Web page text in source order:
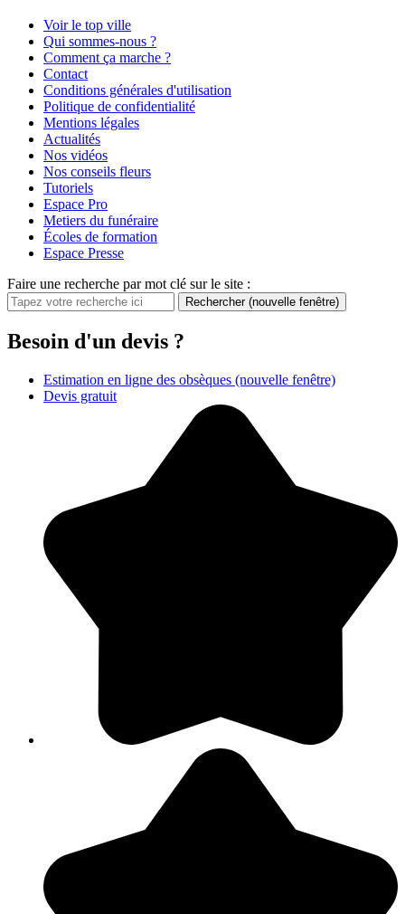
Voir le top ville
Qui sommes-nous ?
Comment ça marche ?
Contact
Conditions générales d'utilisation
Politique de confidentialité
Mentions légales
Actualités
Nos vidéos
Nos conseils fleurs
Tutoriels
Espace Pro
Metiers du funéraire
Écoles de formation
Espace Presse
Faire une recherche par mot clé sur le site :
Rechercher (nouvelle fenêtre)
Besoin d'un devis ?
Estimation en ligne des obsèques (nouvelle fenêtre)
Devis gratuit